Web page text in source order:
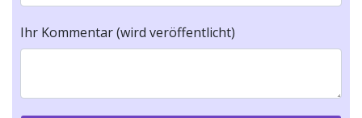
Ihr Kommentar (wird veröffentlicht)